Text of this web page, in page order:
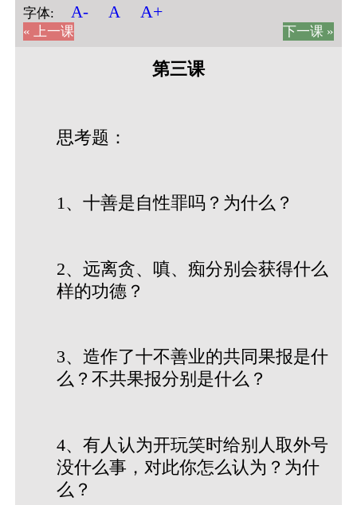
字体: A- A A+
« 上一课 下一课 »
第三课
思考题：
1、十善是自性罪吗？为什么？
2、远离贪、嗔、痴分别会获得什么
样的功德？
3、造作了十不善业的共同果报是什
么？不共果报分别是什么？
4、有人认为开玩笑时给别人取外号
没什么事，对此你怎么认为？为什
么？